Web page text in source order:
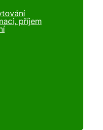
příjem